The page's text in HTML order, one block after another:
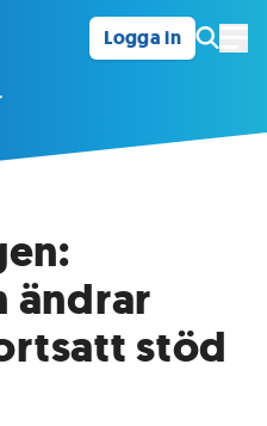
Logga in
ändrar
stöd